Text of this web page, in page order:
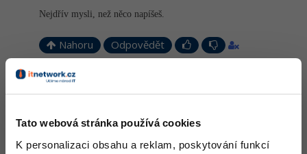
Tato webová stránka používá cookies
K personalizaci obsahu a reklam, poskytování funkcí
Nejdřív mysli, než něco napíšeš.
Nahoru Odpovědět
ProfessionalProgrammer
veřejně zpřístupněn.
WinAPI je Windows rozhraní napsané v C, pouze jsem řekl, že